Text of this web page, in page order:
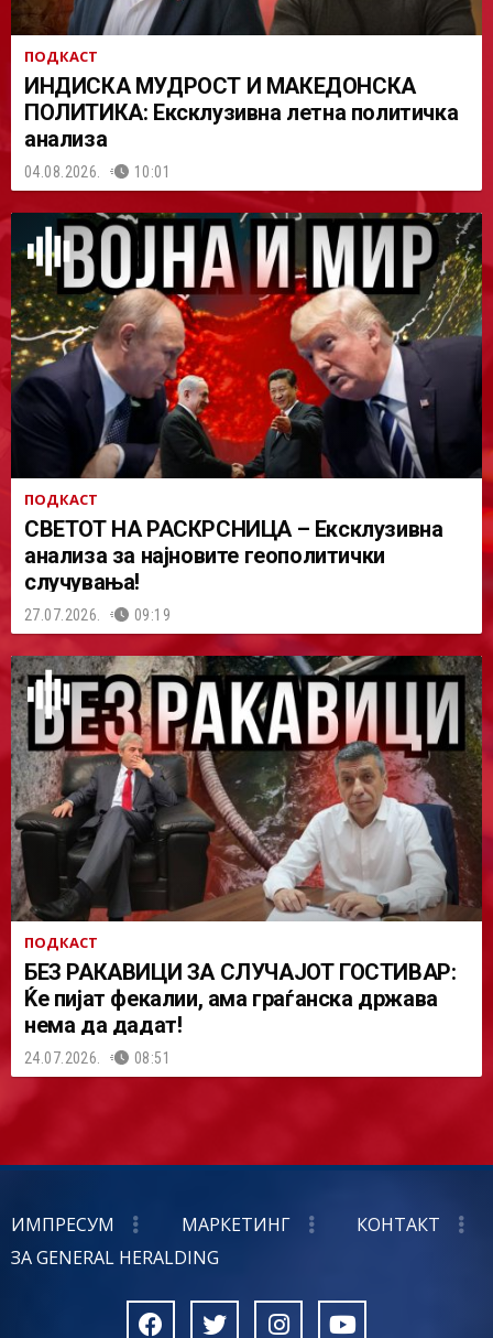
ПОДКАСТ
ИНДИСКА МУДРОСТ И МАКЕДОНСКА
ПОЛИТИКА: Ексклузивна летна политичка
анализа
04.08.2026. 10:01
ПОДКАСТ
СВЕТОТ НА РАСКРСНИЦА – Ексклузивна
анализа за најновите геополитички
случувања!
27.07.2026. 09:19
ПОДКАСТ
БЕЗ РАКАВИЦИ ЗА СЛУЧАЈОТ ГОСТИВАР:
Ќе пијат фекалии, ама граѓанска држава
нема да дадат!
24.07.2026. 08:51
ИМПРЕСУМ МАРКЕТИНГ
КОНТАКТ
ЗА GENERAL HERALDING